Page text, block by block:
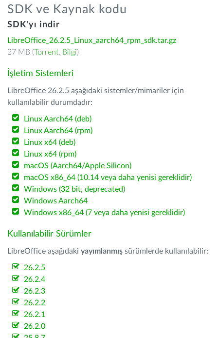
SDK ve Kaynak kodu
SDK'yı indir
LibreOffice_26.2.5_Linux_aarch64_rpm_sdk.tar.gz
27 MB (Torrent, Bilgi)
İşletim Sistemleri
LibreOffice 26.2.5 aşağıdaki sistemler/mimariler için
kullanılabilir durumdadır:
Linux Aarch64 (deb)
Linux Aarch64 (rpm)
Linux x64 (deb)
Linux x64 (rpm)
macOS (Aarch64/Apple Silicon)
macOS x86_64 (10.14 veya daha yenisi gereklidir)
Windows (32 bit, deprecated)
Windows Aarch64
Windows x86_64 (7 veya daha yenisi gereklidir)
Kullanılabilir Sürümler
LibreOffice aşağıdaki yayımlanmış sürümlerde kullanılabilir:
26.2.5
26.2.4
26.2.3
26.2.2
26.2.1
26.2.0